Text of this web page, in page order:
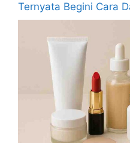
Ternyata Begini Cara